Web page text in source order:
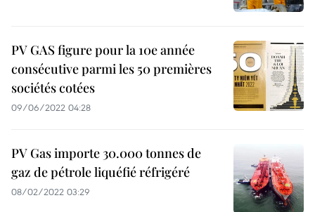
PV GAS figure pour la 10e année
consécutive parmi les 50 premières
sociétés cotées
09/06/2022 04:28
PV Gas importe 30.000 tonnes de
gaz de pétrole liquéfié réfrigéré
08/02/2022 03:29